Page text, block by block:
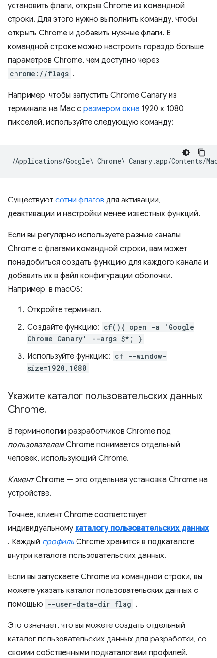
установить флаги, открыв Chrome из командной
строки. Для этого нужно выполнить команду, чтобы
открыть Chrome и добавить нужные флаги. В
командной строке можно настроить гораздо больше
параметров Chrome, чем доступно через
chrome://flags .
Например, чтобы запустить Chrome Canary из
терминала на Mac с размером окна 1920 x 1080
пикселей, используйте следующую команду:
Существуют сотни флагов для активации,
деактивации и настройки менее известных функций.
Если вы регулярно используете разные каналы
Chrome с флагами командной строки, вам может
понадобиться создать функцию для каждого канала и
добавить их в файл конфигурации оболочки.
Например, в macOS:
Откройте терминал.
Создайте функцию: cf(){ open -a 'Google
Chrome Canary' --args $*; }
Используйте функцию: cf --window-
size=1920,1080
Укажите каталог пользовательских данных
Chrome.
В терминологии разработчиков Chrome под
пользователемChrome понимается отдельный
человек, использующий Chrome.
КлиентChrome — это отдельная установка Chrome на
устройстве.
Точнее, клиент Chrome соответствует
индивидуальному каталогу пользовательских данных
. Каждый профиль Chrome хранится в подкаталоге
внутри каталога пользовательских данных.
Если вы запускаете Chrome из командной строки, вы
можете указать каталог пользовательских данных с
помощью --user-data-dir flag .
Это означает, что вы можете создать отдельный
каталог пользовательских данных для разработки, со
своими собственными подкаталогами профилей.